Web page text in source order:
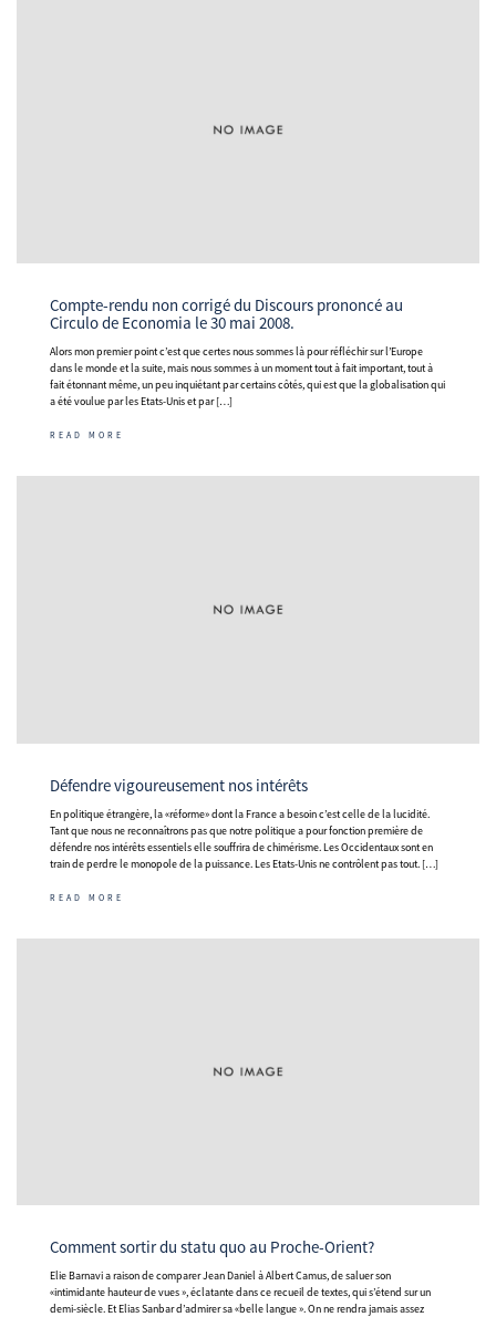
Compte-rendu non corrigé du Discours prononcé au
Circulo de Economia le 30 mai 2008.
Alors mon premier point c’est que certes nous sommes là pour réfléchir sur l’Europe
dans le monde et la suite, mais nous sommes à un moment tout à fait important, tout à
fait étonnant même, un peu inquiétant par certains côtés, qui est que la globalisation qui
a été voulue par les Etats-Unis et par […]
READ MORE
Défendre vigoureusement nos intérêts
En politique étrangère, la «réforme» dont la France a besoin c’est celle de la lucidité.
Tant que nous ne reconnaîtrons pas que notre politique a pour fonction première de
défendre nos intérêts essentiels elle souffrira de chimérisme. Les Occidentaux sont en
train de perdre le monopole de la puissance. Les Etats-Unis ne contrôlent pas tout. […]
READ MORE
Comment sortir du statu quo au Proche-Orient?
Elie Barnavi a raison de comparer Jean Daniel à Albert Camus, de saluer son
«intimidante hauteur de vues », éclatante dans ce recueil de textes, qui s’étend sur un
demi-siècle. Et Elias Sanbar d’admirer sa «belle langue ». On ne rendra jamais assez